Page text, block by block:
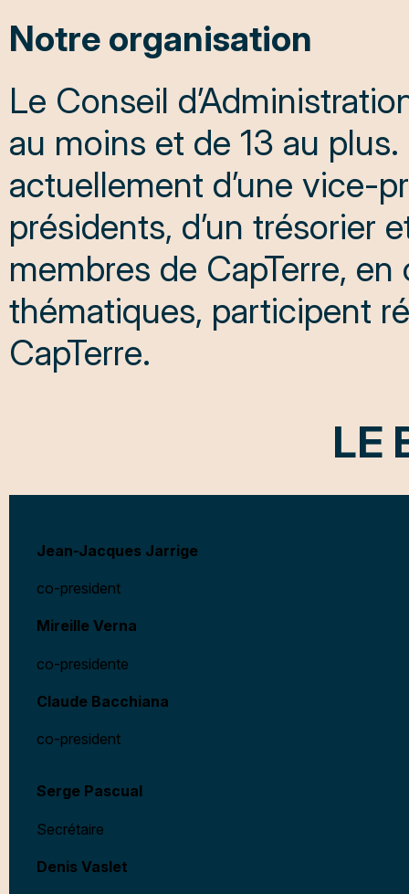
Notre organisation
Le Conseil
au moins et de 13 au
actuellement d’une vice-
présidents, d’un trésorier
membres de CapTerre,
thématiques, participent
CapTerre.
LE
Jean-Jacques Jarrige
co-president
Mireille Verna
co-presidente
Claude Bacchiana
co-president
Serge Pascual
Secrétaire
Denis Vaslet